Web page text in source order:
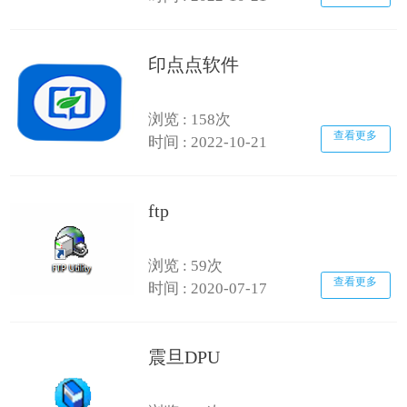
印点点软件
浏览 : 158次
时间 : 2022-10-21
查看更多
ftp
浏览 : 59次
时间 : 2020-07-17
查看更多
震旦DPU